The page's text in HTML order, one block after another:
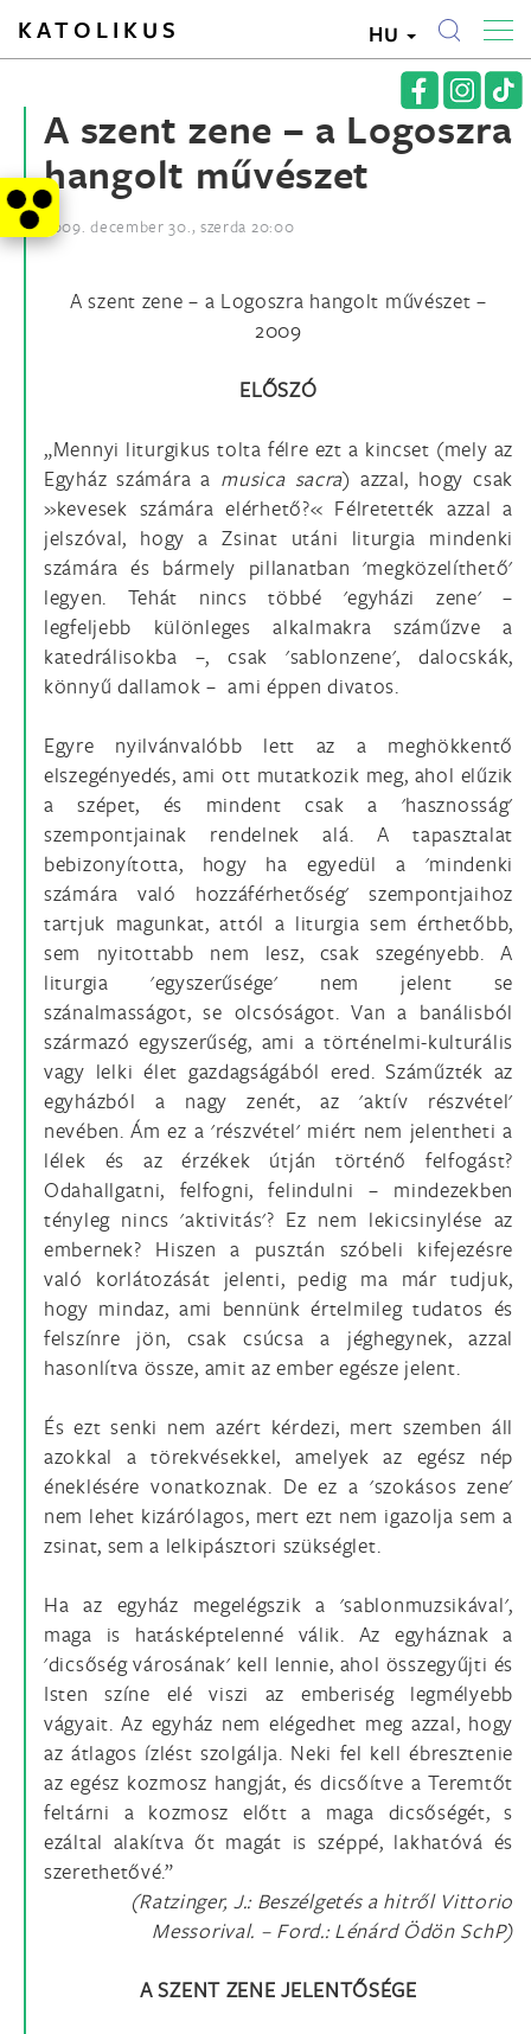
KATOLIKUS HU
A szent zene – a Logoszra
hangolt művészet
2009. december 30., szerda 20:00
A szent zene – a Logoszra hangolt művészet –
2009
ELŐSZÓ
„Mennyi liturgikus tolta félre ezt a kincset (mely az
Egyház számára a musica sacra) azzal, hogy csak
»kevesek számára elérhető?« Félretették azzal a
jelszóval, hogy a Zsinat utáni liturgia mindenki
számára és bármely pillanatban 'megközelíthető'
legyen. Tehát nincs többé 'egyházi zene' –
legfeljebb különleges alkalmakra száműzve a
katedrálisokba –, csak 'sablonzene', dalocskák,
könnyű dallamok – ami éppen divatos.
Egyre nyilvánvalóbb lett az a meghökkentő
elszegényedés, ami ott mutatkozik meg, ahol elűzik
a szépet, és mindent csak a 'hasznosság'
szempontjainak rendelnek alá. A tapasztalat
bebizonyította, hogy ha egyedül a 'mindenki
számára való hozzáférhetőség' szempontjaihoz
tartjuk magunkat, attól a liturgia sem érthetőbb,
sem nyitottabb nem lesz, csak szegényebb. A
liturgia 'egyszerűsége' nem jelent se
szánalmasságot, se olcsóságot. Van a banálisból
származó egyszerűség, ami a történelmi-kulturális
vagy lelki élet gazdagságából ered. Száműzték az
egyházból a nagy zenét, az 'aktív részvétel'
nevében. Ám ez a 'részvétel' miért nem jelentheti a
lélek és az érzékek útján történő felfogást?
Odahallgatni, felfogni, felindulni – mindezekben
tényleg nincs 'aktivitás'? Ez nem lekicsinylése az
embernek? Hiszen a pusztán szóbeli kifejezésre
való korlátozását jelenti, pedig ma már tudjuk,
hogy mindaz, ami bennünk értelmileg tudatos és
felszínre jön, csak csúcsa a jéghegynek, azzal
hasonlítva össze, amit az ember egésze jelent.
És ezt senki nem azért kérdezi, mert szemben áll
azokkal a törekvésekkel, amelyek az egész nép
éneklésére vonatkoznak. De ez a 'szokásos zene'
nem lehet kizárólagos, mert ezt nem igazolja sem a
zsinat, sem a lelkipásztori szükséglet.
Ha az egyház megelégszik a 'sablonmuzsikával',
maga is hatásképtelenné válik. Az egyháznak a
'dicsőség városának' kell lennie, ahol összegyűjti és
Isten színe elé viszi az emberiség legmélyebb
vágyait. Az egyház nem elégedhet meg azzal, hogy
az átlagos ízlést szolgálja. Neki fel kell ébresztenie
az egész kozmosz hangját, és dicsőítve a Teremtőt
feltárni a kozmosz előtt a maga dicsőségét, s
ezáltal alakítva őt magát is széppé, lakhatóvá és
szerethetővé.”
(Ratzinger, J.: Beszélgetés a hitről Vittorio
Messorival. – Ford.: Lénárd Ödön SchP)
A SZENT ZENE JELENTŐSÉGE